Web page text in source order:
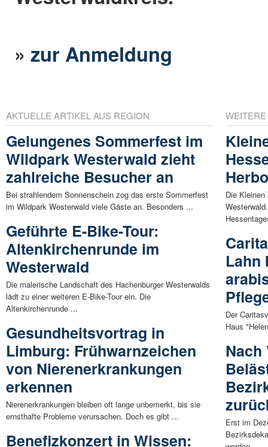
»zur Anmeldung
AKTUELLE ARTIKEL AUS REGION
Gelungenes Sommerfest im
Wildpark Westerwald zieht
zahlreiche Besucher an
Bei strahlendem Sonnenschein zog das erste Sommerfest
im Wildpark Westerwald viele Gäste an. Besonders ...
Geführte E-Bike-Tour:
Altenkirchenrunde im
Westerwald
Die malerische Landschaft des Hachenburger Westerwalds
lädt zu einer weiteren E-Bike-Tour ein. Die
Altenkirchenrunde ...
Gesundheitsvortrag in
Limburg: Frühwarnzeichen
von Nierenerkrankungen
erkennen
Nierenerkrankungen bleiben oft lange unbemerkt, bis sie
ernsthafte Probleme verursachen. Doch es gibt ...
Benefizkonzert in Wissen:
Die
Lahn
Der
Haus
Erst im